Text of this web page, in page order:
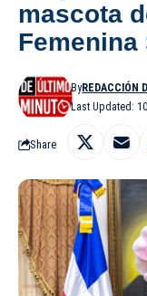
mascota
Femenina
Last Updated:
ByREDACCIÓN
Share